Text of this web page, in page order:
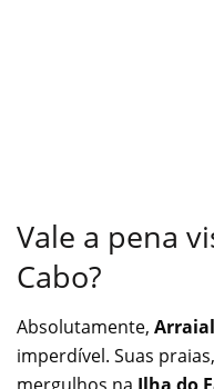
Vale a pena
Cabo?
Absolutamente,
imperdível. Suas